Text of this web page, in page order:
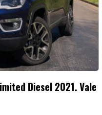
Diesel 2021. Vale